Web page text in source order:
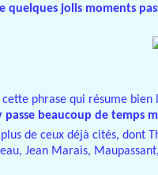
quelques jolis moments
phrase qui résume bien
passe beaucoup de temps
de ceux déjà cités, dont
Jean Marais,